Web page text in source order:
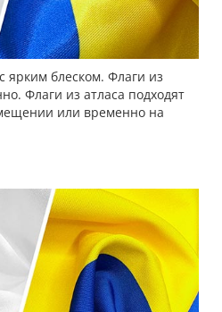
ярким блеском. Флаги из
Флаги из атласа подходят
или временно на